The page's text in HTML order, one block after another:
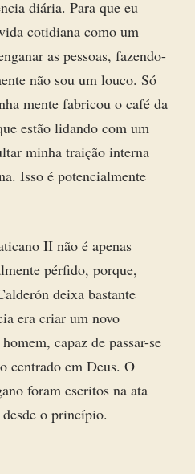
diária. Para que eu
cotidiana como um
as pessoas, fazendo-
não sou um louco. Só
mente fabricou o café da
estão lidando com um
minha traição interna
Isso é potencialmente
II não é apenas
pérfido, porque,
deixa bastante
era criar um novo
capaz de passar-se
centrado em Deus. O
foram escritos na ata
o princípio.